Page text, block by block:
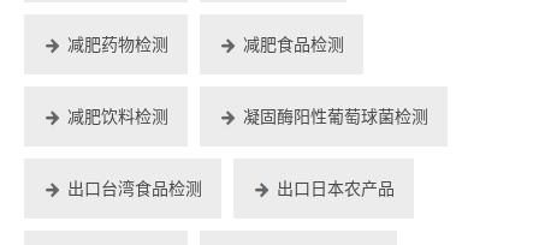
减肥药物检测 减肥食品检测
减肥饮料检测 凝固酶阳性葡萄球菌检测
出口台湾食品检测 出口日本农产品